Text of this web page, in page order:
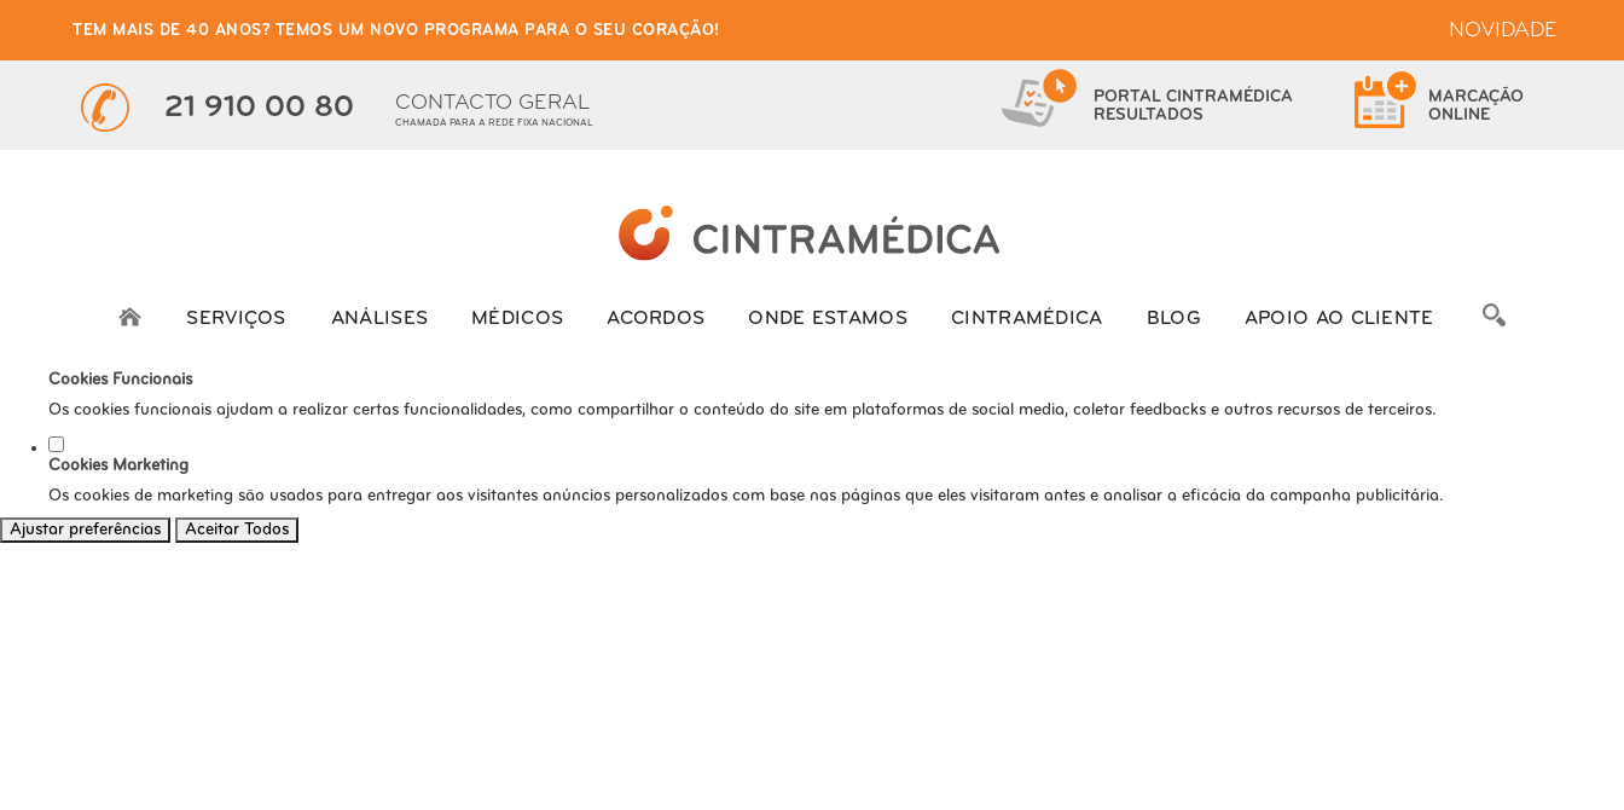
Defina as suas preferências de cookies para este website.
Este website utiliza cookies estritamente necessários, analíticos e funcionais, para lhe oferecer uma boa experiência de navegação e acesso a todas as funcionalidades.
Consulte a nossa
Os cookies necessários são cruciais para as funções básicas do site e o site não funcionará da maneira pretendida sem eles
Os cookies analíticos são usados para entender como os visitantes interagem com o site. Esses cookies ajudam a fornecer informações sobre as métricas do número de visitantes, taxa de rejeição, origem do
tráfego, etc.
Cookies Funcionais
Os cookies funcionais ajudam a realizar certas funcionalidades, como compartilhar o conteúdo do site em plataformas de social media, coletar feedbacks e outros recursos de terceiros.
Cookies Marketing
Os cookies de marketing são usados para entregar aos visitantes anúncios personalizados com base nas páginas que eles visitaram antes e analisar a eficácia da campanha publicitária.
Ajustar preferências
Aceitar Todos
TEM MAIS DE 40 ANOS? TEMOS UM NOVO PROGRAMA PARA O SEU CORAÇÃO! NOVIDADE
21 910 00 80 CONTACTO GERAL
CHAMADA PARA A REDE FIXA NACIONAL
PORTAL CINTRAMÉDICA
RESULTADOS
MARCAÇÃO
ONLINE
SERVIÇOS ANÁLISES MÉDICOS ACORDOS ONDE ESTAMOS CINTRAMÉDICA BLOG APOIO AO CLIENTE